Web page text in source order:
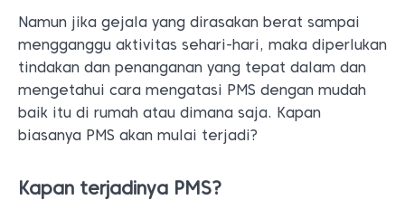
Namun jika gejala yang dirasakan berat sampai
mengganggu aktivitas sehari-hari, maka diperlukan
tindakan dan penanganan yang tepat dalam dan
mengetahui cara mengatasi PMS dengan mudah
baik itu di rumah atau dimana saja. Kapan
biasanya PMS akan mulai terjadi?
Kapan terjadinya PMS?